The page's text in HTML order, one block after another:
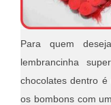
Para quem
lembrancinha
chocolates dentro
os bombons com